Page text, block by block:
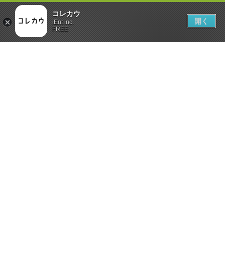
コレカウ
iEnt inc.
FREE
開く